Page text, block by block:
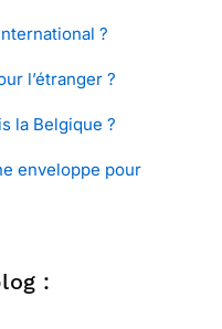
?
l’étranger ?
la Belgique ?
enveloppe pour
: